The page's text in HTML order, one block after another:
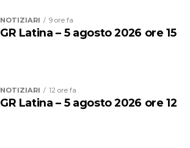
NOTIZIARI 9 ore fa
GR Latina – 5 agosto 2026 ore 15
NOTIZIARI 12 ore fa
GR Latina – 5 agosto 2026 ore 12